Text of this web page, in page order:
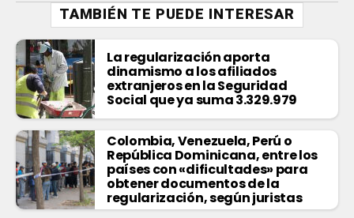
TAMBIÉN TE PUEDE INTERESAR
La regularización aporta
dinamismo a los afiliados
extranjeros en la Seguridad
Social que ya suma 3.329.979
Colombia, Venezuela, Perú o
República Dominicana, entre los
países con «dificultades» para
obtener documentos de la
regularización, según juristas